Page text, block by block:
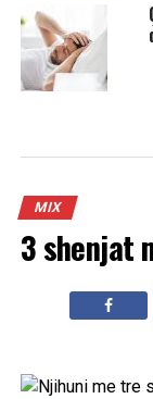
MIX
3 shenjat